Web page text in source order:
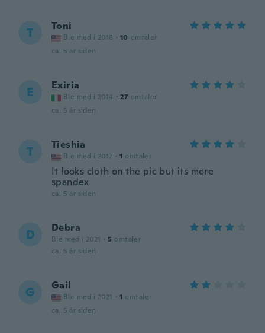
T Toni
Ble med i 2018 · 10 omtaler
ca. 5 år siden
E Exiria
Ble med i 2014 · 27 omtaler
ca. 5 år siden
T Tieshia
Ble med i 2017 · 1 omtaler
It looks cloth on the pic but its more
spandex
ca. 5 år siden
D Debra
Ble med i 2021 · 5 omtaler
ca. 5 år siden
G Gail
Ble med i 2021 · 1 omtaler
ca. 5 år siden